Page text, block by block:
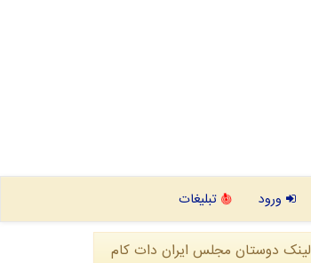
ورود تبلیغات
لینک دوستان مجلس ایران دات كام